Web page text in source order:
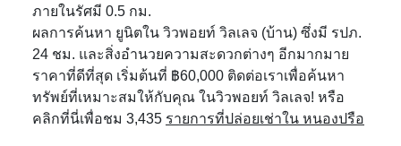
ภายในรัศมี 0.5 กม.
ผลการค้นหา ยูนิตใน วิวพอยท์ วิลเลจ (บ้าน) ซึ่งมี รปภ.
24 ชม. และสิ่งอำนวยความสะดวกต่างๆ อีกมากมาย
ราคาที่ดีที่สุด เริ่มต้นที่ ฿60,000 ติดต่อเราเพื่อค้นหา
ทรัพย์ที่เหมาะสมให้กับคุณ ในวิวพอยท์ วิลเลจ! หรือ
คลิกที่นี่เพื่อชม 3,435 รายการที่ปล่อยเช่าใน หนองปรือ